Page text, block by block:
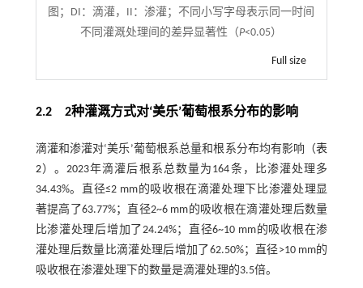
图；DI：滴灌，II：渗灌；不同小写字母表示同一时间
不同灌溉处理间的差异显著性（P<0.05）
Full size
2.2 2种灌溉方式对‘美乐’葡萄根系分布的影响
滴灌和渗灌对‘美乐’葡萄根系总量和根系分布均有影响（表
2）。2023年滴灌后根系总数量为164条，比渗灌处理多
34.43%。直径≤2 mm的吸收根在滴灌处理下比渗灌处理显
著提高了63.77%；直径2~6 mm的吸收根在滴灌处理后数量
比渗灌处理后增加了24.24%；直径6~10 mm的吸收根在渗
灌处理后数量比滴灌处理后增加了62.50%；直径>10 mm的
吸收根在渗灌处理下的数量是滴灌处理的3.5倍。